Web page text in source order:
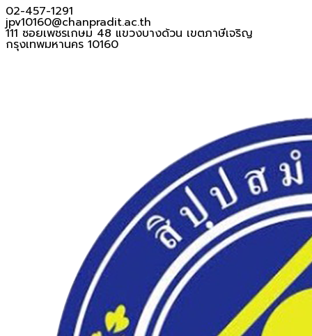
02-457-1291
jpv10160@chanpradit.ac.th
111 ซอยเพชรเกษม 48 แขวงบางด้วน เขตภาษีเจริญ
กรุงเทพมหานคร 10160